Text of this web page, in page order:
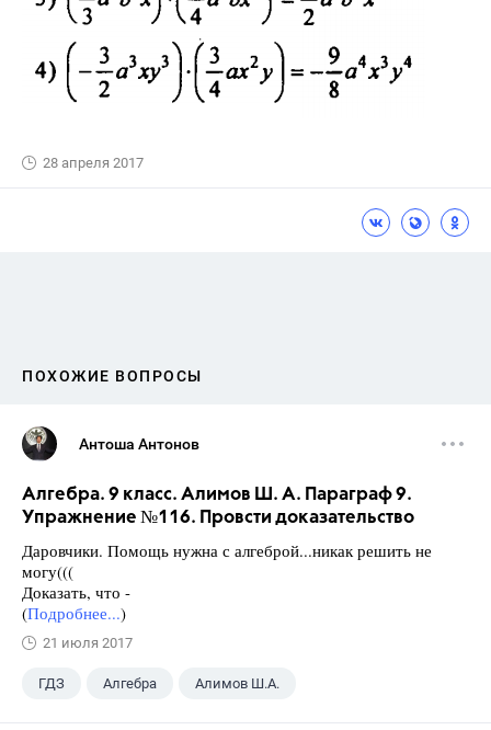
28 апреля 2017
ПОХОЖИЕ ВОПРОСЫ
Антоша Антонов
Алгебра. 9 класс. Алимов Ш. А. Параграф 9.
Упражнение №116. Провсти доказательство
Даровчики. Помощь нужна с алгеброй...никак решить не
могу(((
Доказать, что -
(Подробнее...)
21 июля 2017
ГДЗ Алгебра Алимов Ш.А.